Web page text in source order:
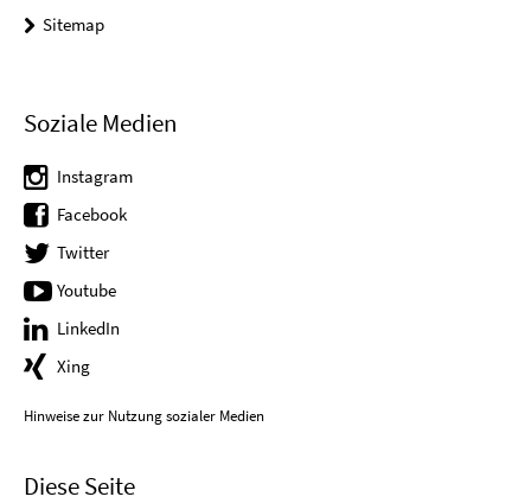
Sitemap
Soziale Medien
Instagram
Facebook
Twitter
Youtube
LinkedIn
Xing
Hinweise zur Nutzung sozialer Medien
Diese Seite